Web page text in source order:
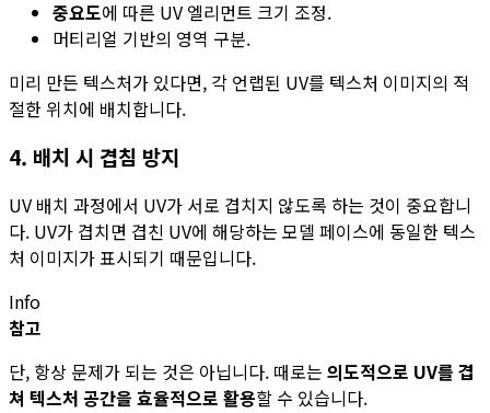
중요도에 따른 UV 엘리먼트 크기 조정.
머티리얼 기반의 영역 구분.
미리 만든 텍스처가 있다면, 각 언랩된 UV를 텍스처 이미지의 적
절한 위치에 배치합니다.
4. 배치 시 겹침 방지
UV 배치 과정에서 UV가 서로 겹치지 않도록 하는 것이 중요합니
다. UV가 겹치면 겹친 UV에 해당하는 모델 페이스에 동일한 텍스
처 이미지가 표시되기 때문입니다.
Info
참고
단, 항상 문제가 되는 것은 아닙니다. 때로는 의도적으로 UV를 겹
쳐 텍스처 공간을 효율적으로 활용할 수 있습니다.